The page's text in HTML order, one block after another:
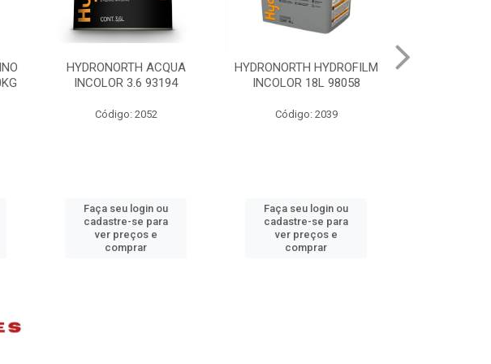
HYDRONORTH HYDROFILM
INCOLOR 18L 98058
Código: 2039
Faça seu login ou
cadastre-se para
ver preços e
comprar
HYDRONORTH ACR STAND
RENDE BCO GELO 3.6 8341
Código: 10219
Faça seu login ou
cadastre-se para
ver preços e
comprar